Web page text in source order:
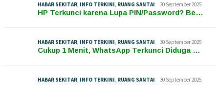
HABAR SEKITAR INFO TERKINI RUANG SANTAI 30 September 2025
HP Terkunci karena Lupa PIN/Password? Be…
HABAR SEKITAR INFO TERKINI RUANG SANTAI 30 September 2025
Cukup 1 Menit, WhatsApp Terkunci Diduga …
HABAR SEKITAR INFO TERKINI RUANG SANTAI 30 September 2025